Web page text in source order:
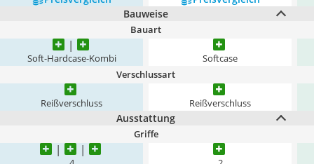
Bauweise
Bauart
Soft-Hardcase-Kombi Softcase
Verschlussart
Reißverschluss Reißverschluss
Ausstattung
Griffe